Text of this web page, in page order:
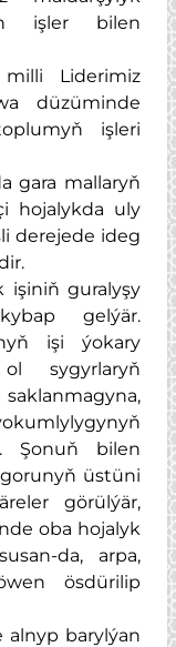
işler bilen
Liderimiz
düzüminde
işleri
gara mallaryň
hojalykda uly
derejede ideg
işiniň guralyşy
gelýär.
işi ýokary
sygyrlaryň
Şonuň bilen
üstüni
görülýär,
oba hojalyk
da, arpa,
ösdürilip
alnyp barylýan